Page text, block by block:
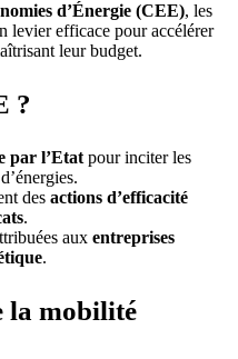
d’Énergie (CEE), les
levier efficace pour accélérer
leur budget.
?
par l’Etat pour inciter les
des actions d’efficacité
.
aux entreprises
.
la mobilité